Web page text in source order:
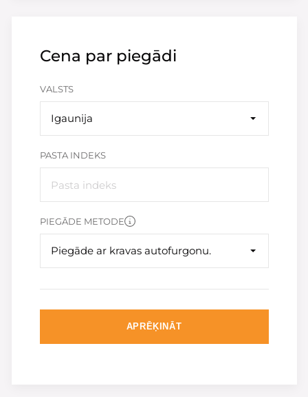
Cena par piegādi
VALSTS
Igaunija
PASTA INDEKS
PIEGĀDE METODE
Piegāde ar kravas autofurgonu.
APRĒĶINĀT